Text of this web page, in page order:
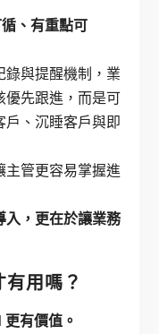
、有重點可
與提醒機制，業
優先跟進，而是可
、沉睡客戶與即
主管更容易掌握進
入，更在於讓業務
有用嗎？
有價值。